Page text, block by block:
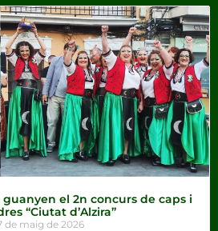
guanyen el 2n concurs de caps i
“Ciutat d’Alzira”
de maig de 2026